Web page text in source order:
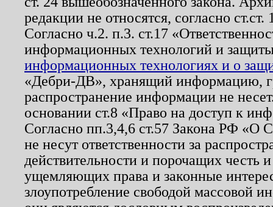
редакции не относятся, согласно
Согласно ч.2. п.3. ст.17
информационных технологий и
информационных технологиях и о
«Дебри-ДВ», хранящий информацию,
распространение информации не
основании ст.8 «Право на доступ к
Согласно пп.3,4,6 ст.57 Закона РФ «О
не несут ответственности за
действительности и порочащих честь
ущемляющих права и законные
злоупотребление свободой массовой